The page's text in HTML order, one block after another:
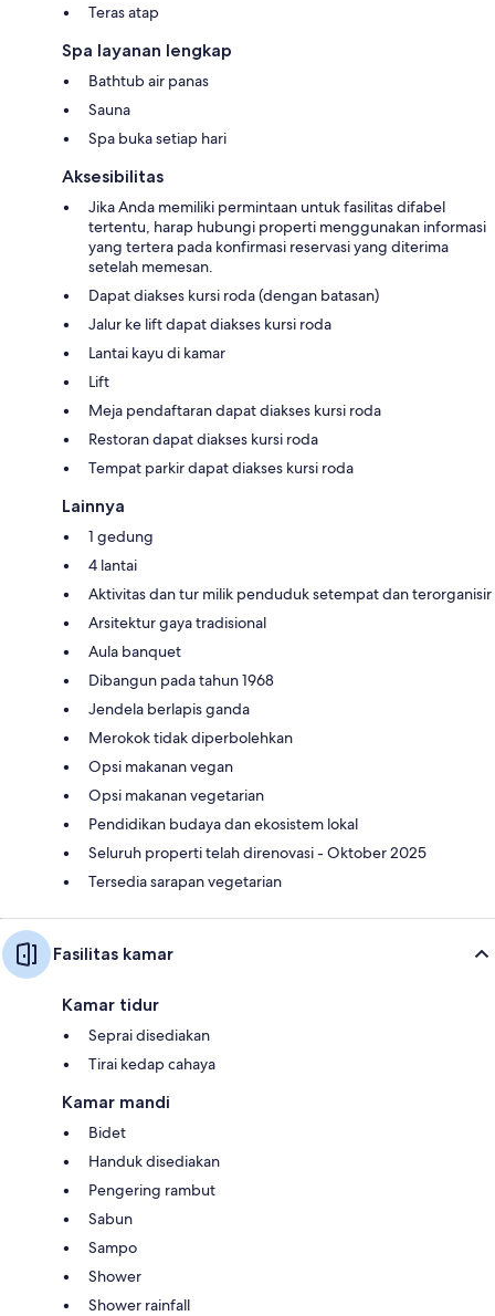
Teras atap
Spa layanan lengkap
Bathtub air panas
Sauna
Spa buka setiap hari
Aksesibilitas
Jika Anda memiliki permintaan untuk fasilitas difabel
tertentu, harap hubungi properti menggunakan informasi
yang tertera pada konfirmasi reservasi yang diterima
setelah memesan.
Dapat diakses kursi roda (dengan batasan)
Jalur ke lift dapat diakses kursi roda
Lantai kayu di kamar
Lift
Meja pendaftaran dapat diakses kursi roda
Restoran dapat diakses kursi roda
Tempat parkir dapat diakses kursi roda
Lainnya
1 gedung
4 lantai
Aktivitas dan tur milik penduduk setempat dan terorganisir
Arsitektur gaya tradisional
Aula banquet
Dibangun pada tahun 1968
Jendela berlapis ganda
Merokok tidak diperbolehkan
Opsi makanan vegan
Opsi makanan vegetarian
Pendidikan budaya dan ekosistem lokal
Seluruh properti telah direnovasi - Oktober 2025
Tersedia sarapan vegetarian
Fasilitas kamar
Kamar tidur
Seprai disediakan
Tirai kedap cahaya
Kamar mandi
Bidet
Handuk disediakan
Pengering rambut
Sabun
Sampo
Shower
Shower rainfall